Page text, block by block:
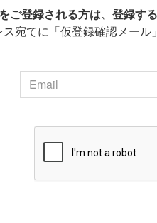
ご登録される方は、登録す
宛てに「仮登録確認メー